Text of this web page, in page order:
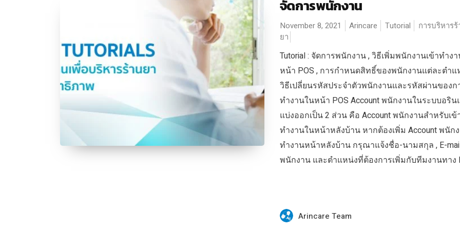
จัดการพนักงาน
November 8, 2021 Arincare Tutorial
การบริหาร
ยา
Tutorial : จัดการพนักงาน , วิธีเพิ่มพนักงานเข้าทำง
หน้า POS , การกำหนดสิทธิ์ของพนักงานแต่ละตำแ
วิธีเปลี่ยนรหัสประจำตัวพนักงานและรหัสผ่านของก
ทำงานในหน้า POS Account พนักงานในระบบอริน
แบ่งออกเป็น 2 ส่วน คือ Account พนักงานสำหรับเข้
ทำงานในหน้าหลังบ้าน หากต้องเพิ่ม Account พนัก
ทำงานหน้าหลังบ้าน กรุณาแจ้งชื่อ-นามสกุล , E-
พนักงาน และตำแหน่งที่ต้องการเพิ่มกับทีมงานทาง
Arincare Team